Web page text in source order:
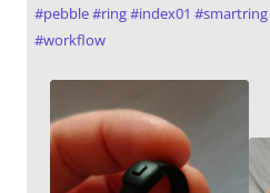
#pebble#ring#index01 #smartring
#workflow